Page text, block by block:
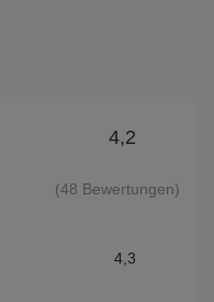
4,2
(48 Bewertungen)
4,3